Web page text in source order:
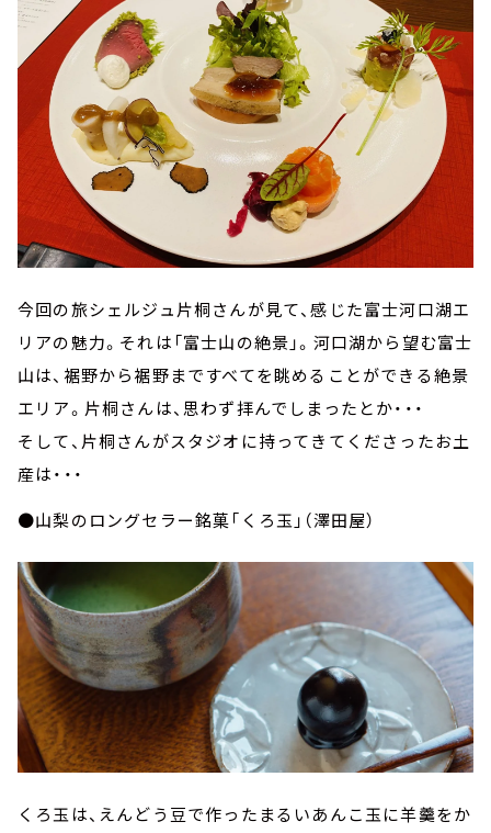
今回の旅シェルジュ片桐さんが見て、感じた富士河口湖エ
リアの魅力。それは「富士山の絶景」。河口湖から望む富士
山は、裾野から裾野まですべてを眺めることができる絶景
エリア。片桐さんは、思わず拝んでしまったとか・・・
そして、片桐さんがスタジオに持ってきてくださったお土
産は・・・
●山梨のロングセラー銘菓「くろ玉」（澤田屋）
くろ玉は、えんどう豆で作ったまるいあんこ玉に羊羹をか